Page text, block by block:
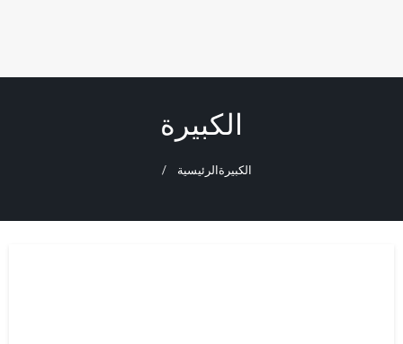
الكبيرة
الرئيسية الكبيرة